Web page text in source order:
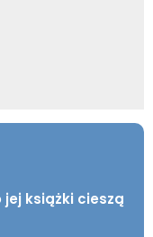
książki cieszą